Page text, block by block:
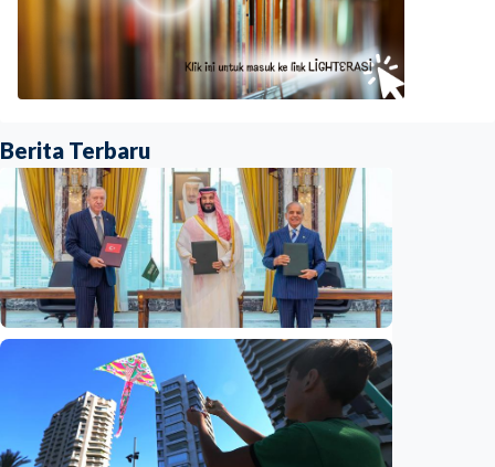
Berita Terbaru
Mirip pasal 5 NATO, Turkiye tegaskan
Aliansi Pertahanan Makkah tak
menargetkan Iran